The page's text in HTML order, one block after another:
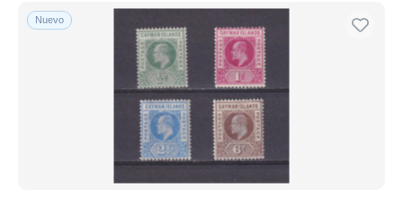
Sólo con descuento
Envío gratis
Métodos de pago
PayPal
Transferencia bancaria
Mastercard
Bancontact
Nuevo